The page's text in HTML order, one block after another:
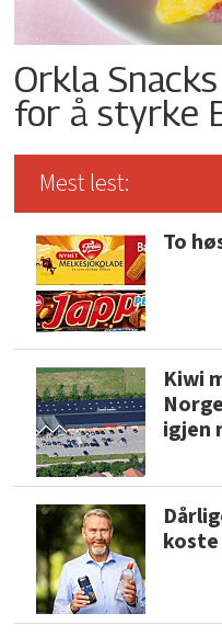
Orkla
for å styrke
Mest lest:
To
Kiwi
igjen